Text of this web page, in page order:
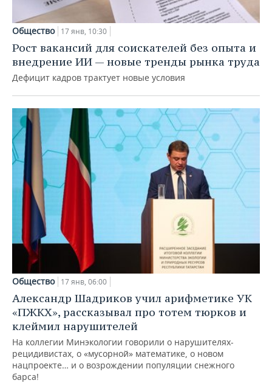
Общество 17 янв, 10:30
Рост вакансий для соискателей без опыта и
внедрение ИИ — новые тренды рынка труда
Дефицит кадров трактует новые условия
Общество 17 янв, 06:00
Александр Шадриков учил арифметике УК
«ПЖКХ», рассказывал про тотем тюрков и
клеймил нарушителей
На коллегии Минэкологии говорили о нарушителях-
рецидивистах, о «мусорной» математике, о новом
нацпроекте… и о возрождении популяции снежного
барса!